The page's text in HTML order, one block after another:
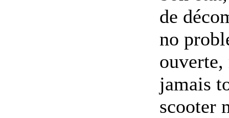
de
no
jamais
scooter